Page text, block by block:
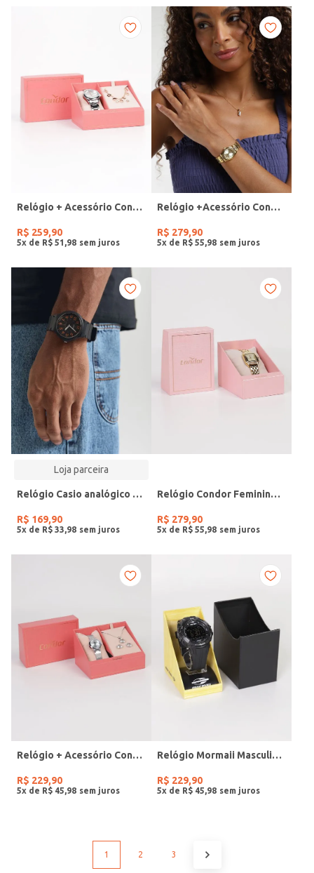
Relógio + Acessório Condor Feminino PRATA
R$ 259,90
5x de R$ 51 98
Relógio +Acessório Condor Feminino DOURADO
R$ 279,90
5x de R$ 55 98
Loja parceira
Relógio Casio analógico MW-240-4BVDF-SC
R$ 169,90
5x de R$ 33 98
Relógio Condor Feminino DOURADO
R$ 279,90
5x de R$ 55 98
Relógio + Acessório Condor Feminino PRATA
R$ 229,90
5x de R$ 45 98
Relógio Mormaii Masculino PRETO
R$ 229,90
5x de R$ 45 98
1 2 3